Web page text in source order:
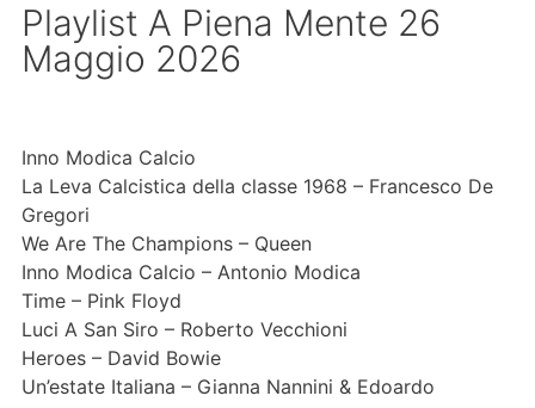
Playlist A Piena Mente 26
Maggio 2026
Inno Modica Calcio
La Leva Calcistica della classe 1968 – Francesco De
Gregori
We Are The Champions – Queen
Inno Modica Calcio – Antonio Modica
Time – Pink Floyd
Luci A San Siro – Roberto Vecchioni
Heroes – David Bowie
Un’estate Italiana – Gianna Nannini & Edoardo